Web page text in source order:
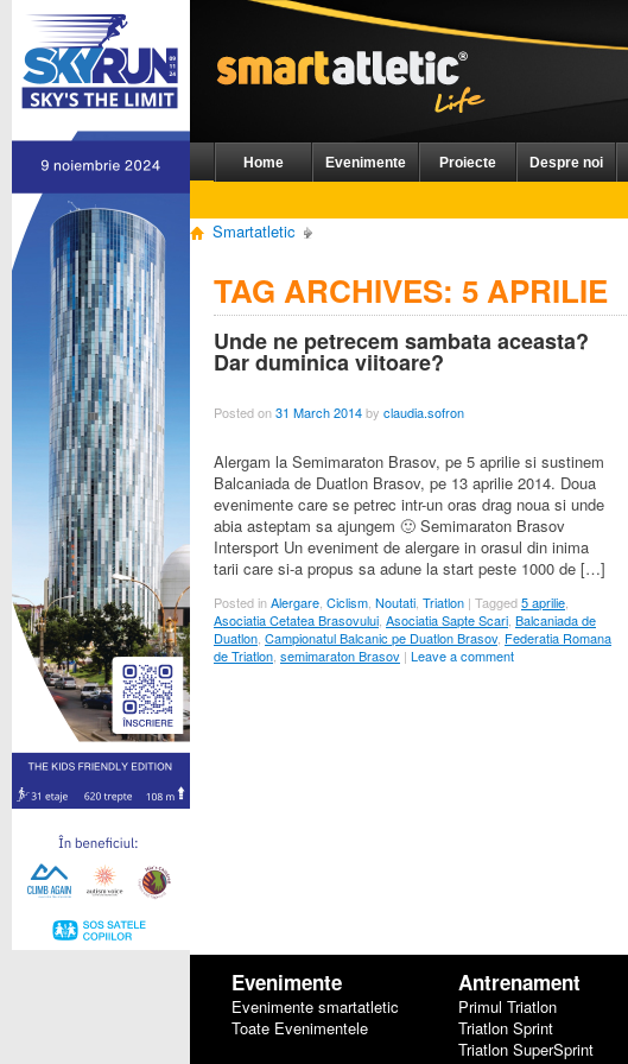
Home Evenimente Proiecte Despre noi
Smartatletic
TAG ARCHIVES: 5 APRILIE
Unde ne petrecem sambata aceasta?
Dar duminica viitoare?
Posted on31 March 2014by claudia.sofron
Alergam la Semimaraton Brasov, pe 5 aprilie si sustinem
Balcaniada de Duatlon Brasov, pe 13 aprilie 2014. Doua
evenimente care se petrec intr-un oras drag noua si unde
abia asteptam sa ajungem 🙂 Semimaraton Brasov
Intersport Un eveniment de alergare in orasul din inima
tarii care si-a propus sa adune la start peste 1000 de […]
Posted inAlergare Ciclism Noutati Triatlon | Tagged5 aprilie
Asociatia Cetatea Brasovului Asociatia Sapte Scari Balcaniada de
Duatlon Campionatul Balcanic pe Duatlon Brasov, Federatia Romana
de Triatlon semimaraton Brasov | Leave a comment
Evenimente
Evenimente smartatletic
Toate Evenimentele
Antrenament
Primul Triatlon
Triatlon Sprint
Triatlon SuperSprint